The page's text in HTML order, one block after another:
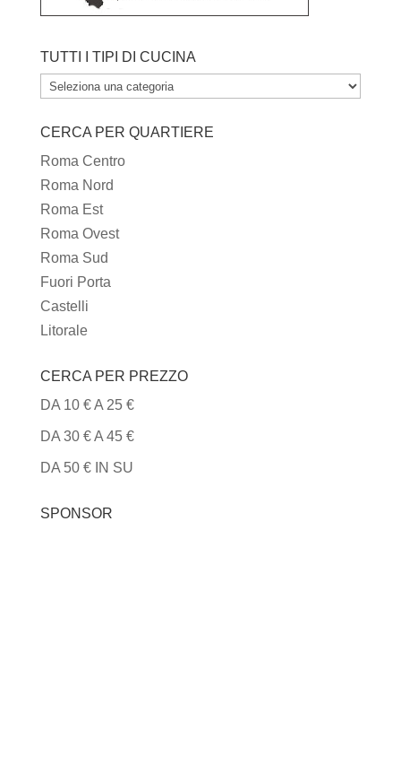
TUTTI I TIPI DI CUCINA
TUTTI
TIPI
DI
CUCINA
CERCA PER QUARTIERE
Roma Centro
Roma Nord
Roma Est
Roma Ovest
Roma Sud
Fuori Porta
Castelli
Litorale
CERCA PER PREZZO
DA 10 € A 25 €
DA 30 € A 45 €
DA 50 € IN SU
SPONSOR